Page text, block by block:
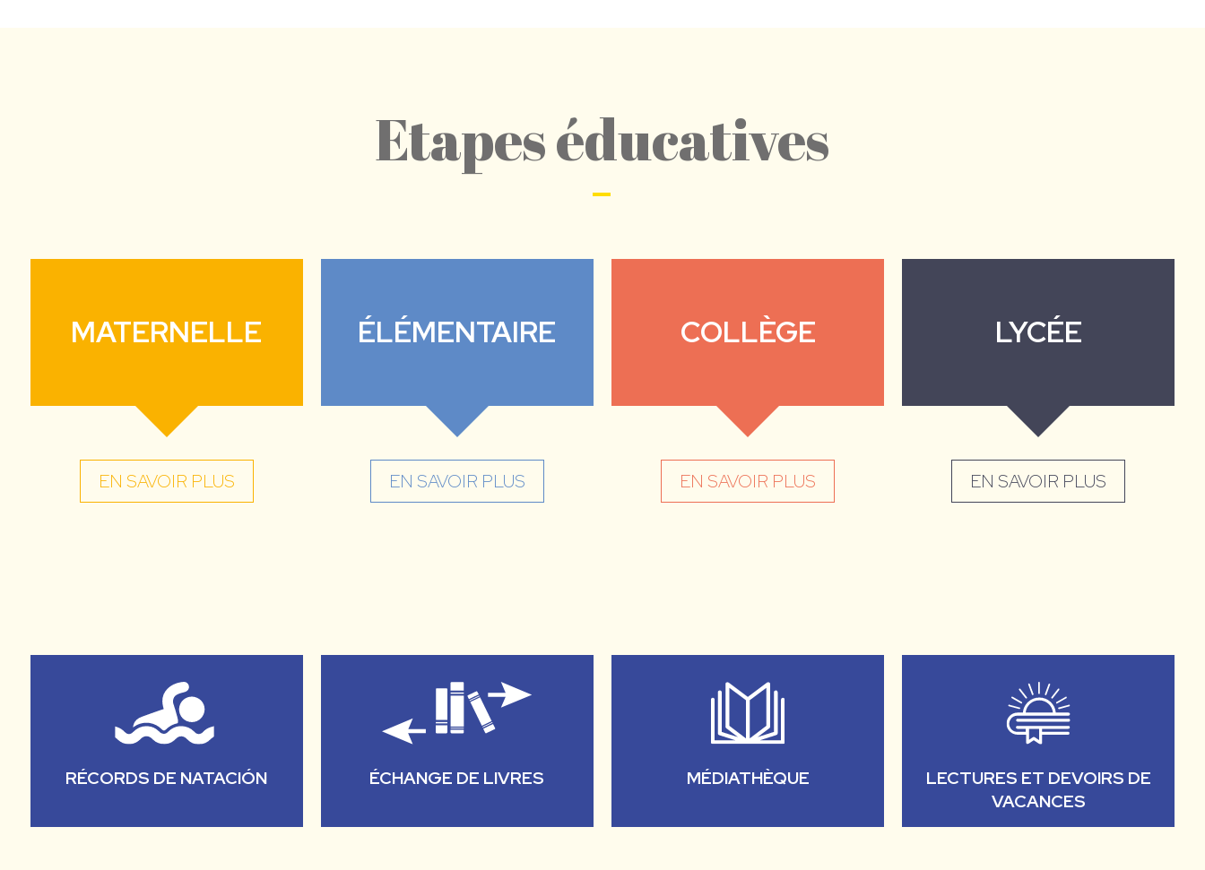
Etapes éducatives
MATERNELLE
EN SAVOIR PLUS
ÉLÉMENTAIRE
EN SAVOIR PLUS
COLLÈGE
EN SAVOIR PLUS
LYCÉE
EN SAVOIR PLUS
RÉCORDS DE NATACIÓN ÉCHANGE DE LIVRES MÉDIATHÈQUE
LECTURES ET DEVOIRS DE
VACANCES